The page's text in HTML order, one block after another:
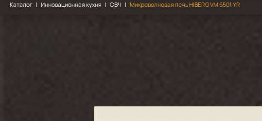
Каталог Инновационная кухня СВЧ Микроволновая печь HIBERG VМ 6501 YR